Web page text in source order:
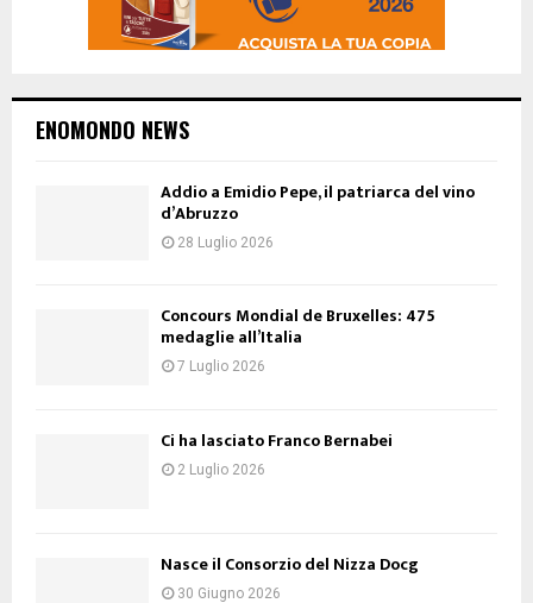
ENOMONDO NEWS
Addio a Emidio Pepe, il patriarca del vino
d’Abruzzo
28 Luglio 2026
Concours Mondial de Bruxelles: 475
medaglie all’Italia
7 Luglio 2026
Ci ha lasciato Franco Bernabei
2 Luglio 2026
Nasce il Consorzio del Nizza Docg
30 Giugno 2026